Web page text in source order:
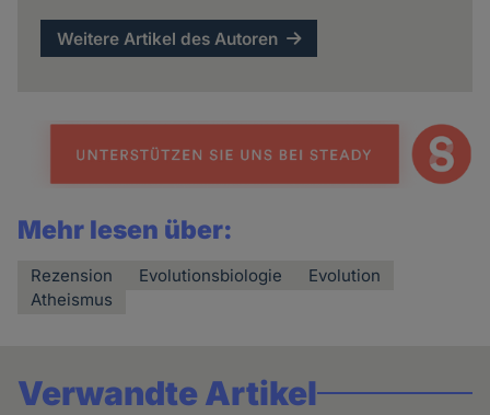
Weitere Artikel des Autoren
Mehr lesen über:
Rezension Evolutionsbiologie
Evolution
Atheismus
Verwandte Artikel